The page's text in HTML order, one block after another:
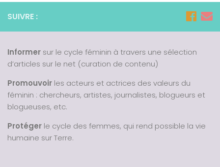
SUIVRE :
Informer sur le cycle féminin à travers une sélection
d’articles sur le net (curation de contenu)
Promouvoir les acteurs et actrices des valeurs du
féminin : chercheurs, artistes, journalistes, blogueurs et
blogueuses, etc.
Protéger le cycle des femmes, qui rend possible la vie
humaine sur Terre.